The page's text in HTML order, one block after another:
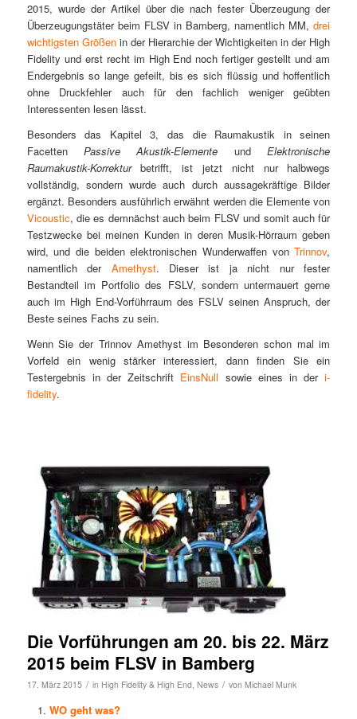
2015, wurde der Artikel über die nach fester Überzeugung der
Überzeugungstäter beim FLSV in Bamberg, namentlich MM,drei
wichtigsten Größenin der Hierarchie der Wichtigkeiten in der High
Fidelity und erst recht im High End noch fertiger gestellt und am
Endergebnis so lange gefeilt, bis es sich flüssig und hoffentlich
ohne Druckfehler auch für den fachlich weniger geübten
Interessenten lesen lässt.
Besonders das Kapitel 3, das die Raumakustik in seinen
FacettenPassive Akustik-Elemente undElektronische
Raumakustik-Korrekturbetrifft, ist jetzt nicht nur halbwegs
vollständig, sondern wurde auch durch aussagekräftige Bilder
ergänzt. Besonders ausführlich erwähnt werden die Elemente von
Vicoustic, die es demnächst auch beim FLSV und somit auch für
Testzwecke bei meinen Kunden in deren Musik-Hörraum geben
wird, und die beiden elektronischen Wunderwaffen vonTrinnov,
namentlich der Amethyst. Dieser ist ja nicht nur fester
Bestandteil im Portfolio des FSLV, sondern untermauert gerne
auch im High End-Vorführraum des FSLV seinen Anspruch, der
Beste seines Fachs zu sein.
Wenn Sie der Trinnov Amethyst im Besonderen schon mal im
Vorfeld ein wenig stärker interessiert, dann finden Sie ein
Testergebnis in der Zeitschrift EinsNull sowie eines in deri-
fidelity.
Die Vorführungen am 20. bis 22. März
2015 beim FLSV in Bamberg
17. März 2015 / in High Fidelity & High End, News / von Michael Munk
WO geht was?